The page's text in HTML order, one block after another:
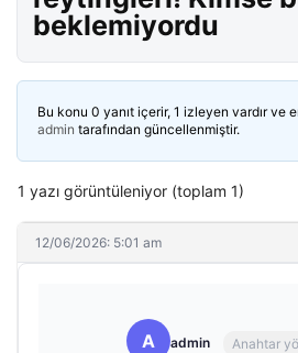
beklemiyordu
Bu konu 0 yanıt içerir, 1 izleyen vardır ve
admin tarafından güncellenmiştir.
1 yazı görüntüleniyor (toplam 1)
12/06/2026: 5:01 am
A admin Anahtar